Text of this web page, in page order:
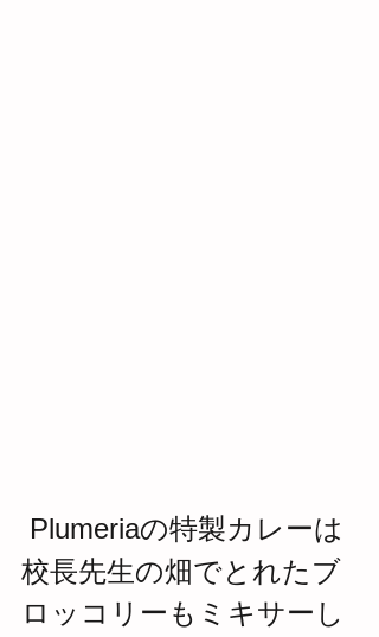
Plumeriaの特製カレーは
校長先生の畑でとれたブ
ロッコリーもミキサーし